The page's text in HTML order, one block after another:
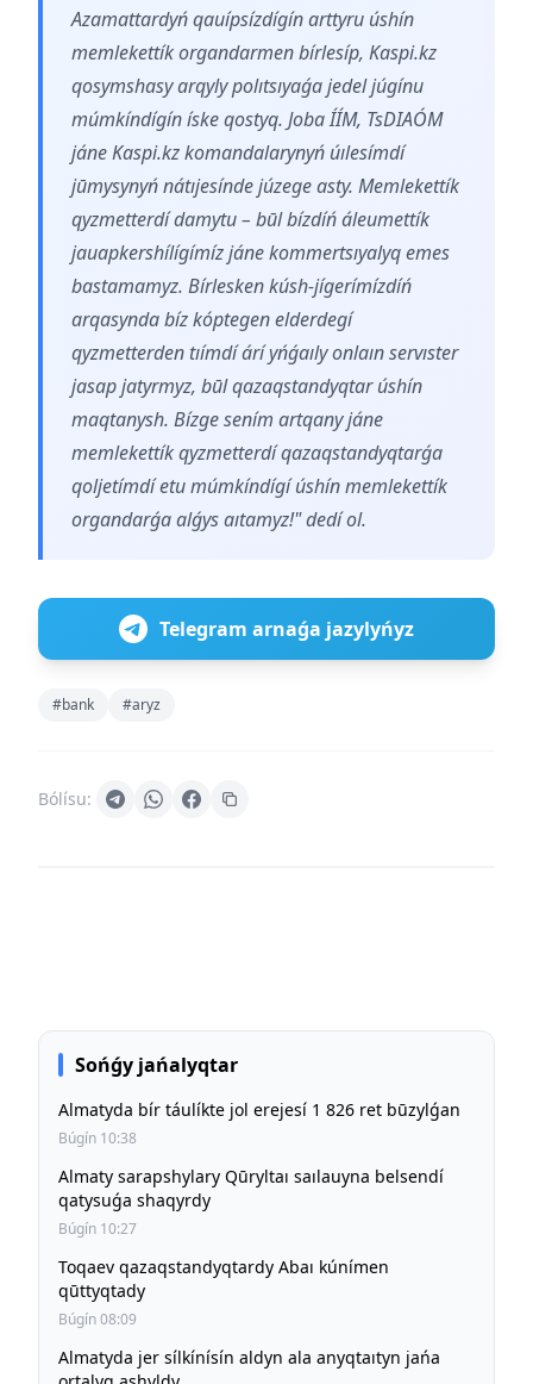
Azamattardyń qauípsízdígín arttyru úshín
memlekettík organdarmen bírlesíp, Kaspi.kz
qosymshasy arqyly polıtsıyaǵa jedel júgínu
múmkíndígín íske qostyq. Joba ÍÍM, TsDIAÓM
jáne Kaspi.kz komandalarynyń úılesímdí
jūmysynyń nátıjesínde júzege asty. Memlekettík
qyzmetterdí damytu – būl bízdíń áleumettík
jauapkershílígímíz jáne kommertsıyalyq emes
bastamamyz. Bírlesken kúsh-jígerímízdíń
arqasynda bíz kóptegen elderdegí
qyzmetterden tıímdí árí yńǵaıly onlaın servıster
jasap jatyrmyz, būl qazaqstandyqtar úshín
maqtanysh. Bízge sením artqany jáne
memlekettík qyzmetterdí qazaqstandyqtarǵa
qoljetímdí etu múmkíndígí úshín memlekettík
organdarǵa alǵys aıtamyz!" dedí ol.
Telegram arnaǵa jazylyńyz
#bank #aryz
Bólísu:
Sońǵy jańalyqtar
Almatyda bír táulíkte jol erejesí 1 826 ret būzylǵan
Búgín 10:38
Almaty sarapshylary Qūryltaı saılauyna belsendí
qatysuǵa shaqyrdy
Búgín 10:27
Toqaev qazaqstandyqtardy Abaı kúnímen
qūttyqtady
Búgín 08:09
Almatyda jer sílkínísín aldyn ala anyqtaıtyn jańa